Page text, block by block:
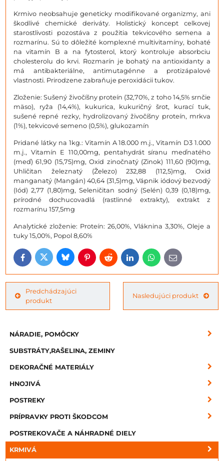
Krmivo neobsahuje geneticky modifikované organizmy, ani
škodlivé chemické deriváty. Holistický koncept celkovej
starostlivosti pozostáva z použitia tekvicového semena a
rozmarínu. Sú to dôležité komplexné multivitamíny, bohaté
na vitamín B a na fytosterol, ktorý kontroluje absorbciu
cholesterolu do krvi. Rozmarín je bohatý na antioxidanty a
má antibakteriálne, antimutagénne a protizápalové
vlastnosti. Prirodzene zabraňuje peroxidácii tukov.
Zloženie: Sušený živočíšny proteín (32,70%, z toho 14,5% srnčie
mäso), ryža (14,4%), kukurica, kukuričný šrot, kurací tuk,
sušené repné rezky, hydrolizovaný živočíšny proteín, mrkva
(1%), tekvicové semeno (0,5%), glukozamín
Pridané látky na 1kg.: Vitamín A 18.000 m.j., Vitamín D3 1.000
m.j., Vitamín E 110,00mg, pentahydrát síranu meďnatého
(meď) 61,90 (15,75)mg, Oxid zinočnatý (Zinok) 111,60 (90)mg,
Uhličitan železnatý (Železo) 232,88 (112,5)mg, Oxid
manganatý (Mangán) 40,64 (31,5)mg, Vápnik iódový bezvodý
(Iód) 2,77 (1,80)mg, Seleničitan sodný (Selén) 0,39 (0,18)mg,
prírodné dochucovadlá (rastlinné extrakty), extrakt z
rozmarínu 157,5mg
Analytické zloženie: Proteín: 26,00%, Vláknina 3,30%, Oleje a
tuky 15,00%, Popol 8,60%
FacebookTwitterBlueskyPinterestRedditLinkedInWhatsApp
E-
mail
Predchádzajúci
produkt
Nasledujúci produkt
NÁRADIE, POMÔCKY
SUBSTRÁTY,RAŠELINA, ZEMINY
DEKORAČNÉ MATERIÁLY
HNOJIVÁ
POSTREKY
PRÍPRAVKY PROTI ŠKODCOM
POSTREKOVAČE A NÁHRADNÉ DIELY
KRMIVÁ